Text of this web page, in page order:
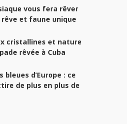
vous fera rêver
et faune unique
cristallines et nature
rêvée à Cuba
bleues d’Europe : ce
de plus en plus de